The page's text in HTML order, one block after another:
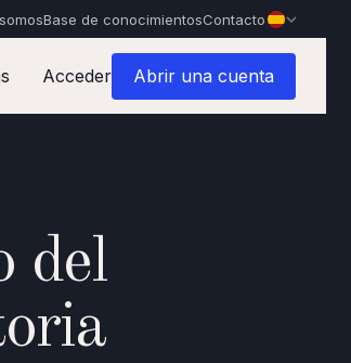
Base de conocimientosContacto
Acceder Abrir una cuenta
del